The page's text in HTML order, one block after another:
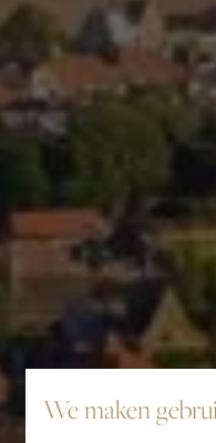
We maken